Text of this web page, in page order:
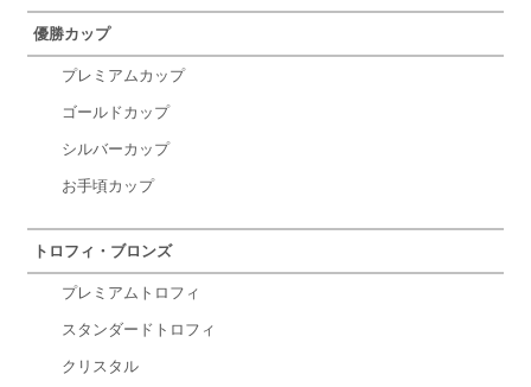
優勝カップ
プレミアムカップ
ゴールドカップ
シルバーカップ
お手頃カップ
トロフィ・ブロンズ
プレミアムトロフィ
スタンダードトロフィ
クリスタル